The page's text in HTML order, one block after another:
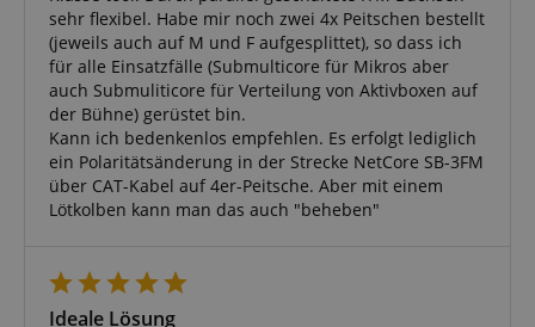
sehr flexibel. Habe mir noch zwei 4x Peitschen bestellt
(jeweils auch auf M und F aufgesplittet), so dass ich
für alle Einsatzfälle (Submulticore für Mikros aber
auch Submuliticore für Verteilung von Aktivboxen auf
der Bühne) gerüstet bin.
Kann ich bedenkenlos empfehlen. Es erfolgt lediglich
ein Polaritätsänderung in der Strecke NetCore SB-3FM
über CAT-Kabel auf 4er-Peitsche. Aber mit einem
Lötkolben kann man das auch "beheben"
Ideale Lösung
a given end
user (what
answers were
clicked, on
which page
he was the
etc.).
Google-
Datenschutzerklärung